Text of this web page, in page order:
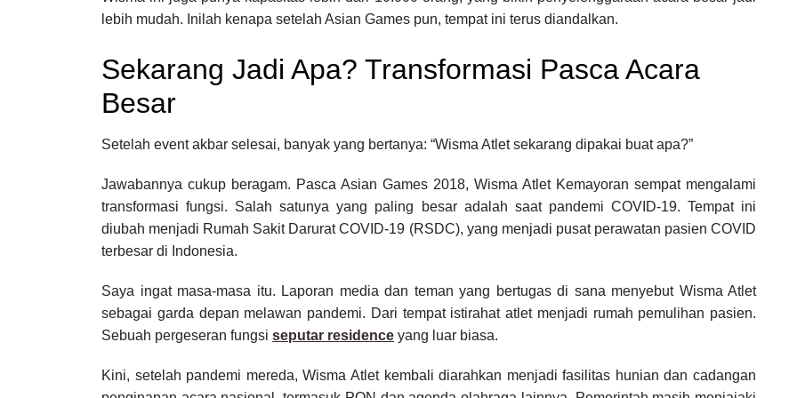
lebih mudah. Inilah kenapa setelah Asian Games pun, tempat ini terus diandalkan.
Sekarang Jadi Apa? Transformasi Pasca Acara
Besar
Setelah event akbar selesai, banyak yang bertanya: “Wisma Atlet sekarang dipakai buat apa?”
Jawabannya cukup beragam. Pasca Asian Games 2018, Wisma Atlet Kemayoran sempat mengalami
transformasi fungsi. Salah satunya yang paling besar adalah saat pandemi COVID-19. Tempat ini
diubah menjadi Rumah Sakit Darurat COVID-19 (RSDC), yang menjadi pusat perawatan pasien COVID
terbesar di Indonesia.
Saya ingat masa-masa itu. Laporan media dan teman yang bertugas di sana menyebut Wisma Atlet
sebagai garda depan melawan pandemi. Dari tempat istirahat atlet menjadi rumah pemulihan pasien.
Sebuah pergeseran fungsi seputar residence yang luar biasa.
Kini, setelah pandemi mereda, Wisma Atlet kembali diarahkan menjadi fasilitas hunian dan cadangan